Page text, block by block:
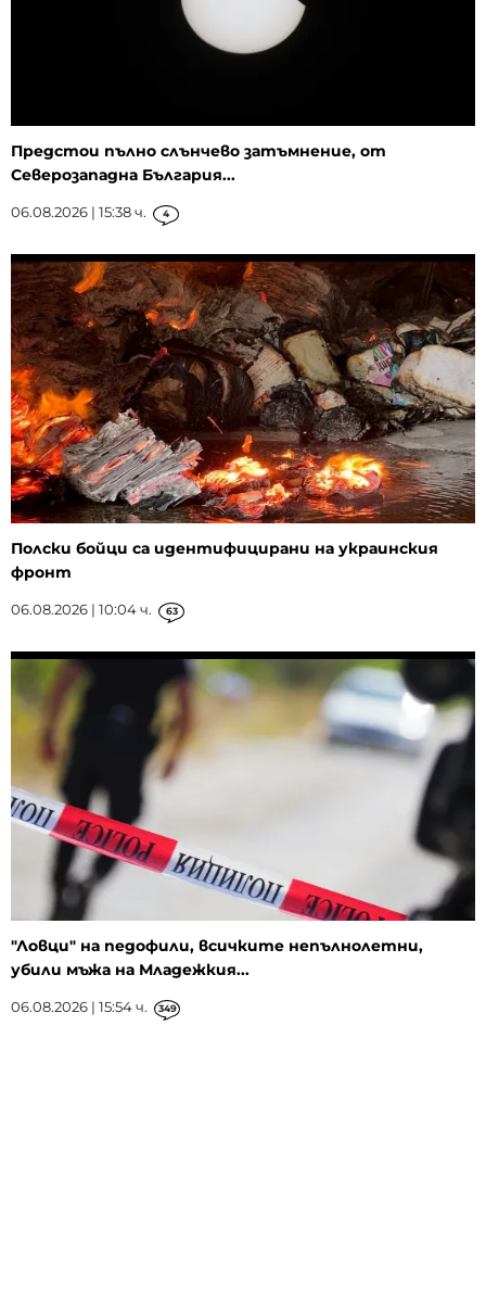
Предстои пълно слънчево затъмнение, от
Северозападна България...
06.08.2026 | 15:38 ч. 4
Полски бойци са идентифицирани на украинския
фронт
06.08.2026 | 10:04 ч. 63
"Ловци" на педофили, всичките непълнолетни,
убили мъжа на Младежкия...
06.08.2026 | 15:54 ч. 349